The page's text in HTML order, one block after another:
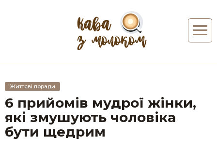
Життєві поради
6 прийомів мудрої жінки,
які змушують чоловіка
бути щедрим